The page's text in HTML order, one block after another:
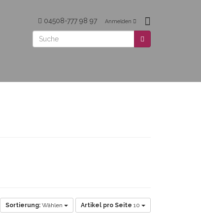
04508-777 98 97 Anmelden
Sortierung: Wählen Artikel pro Seite 10